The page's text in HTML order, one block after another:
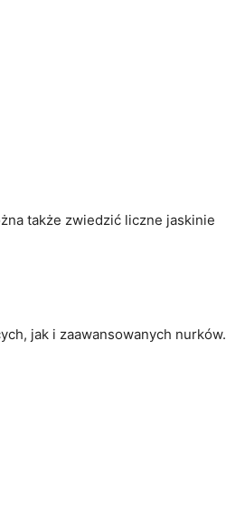
także zwiedzić liczne jaskinie
jak i zaawansowanych nurków.